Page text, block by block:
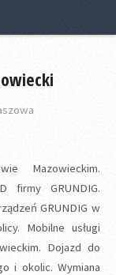
Mazowieckim.
firmy GRUNDIG.
GRUNDIG w
Mobilne usługi
Dojazd do
i okolic. Wymiana